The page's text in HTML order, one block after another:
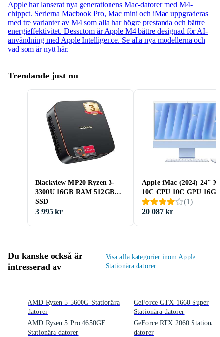
Apple har lanserat nya generationens Mac-datorer med M4-
chippet. Serierna Macbook Pro, Mac mini och iMac uppgraderas
med tre varianter av M4 som alla har högre prestanda och bättre
energieffektivitet. Dessutom är Apple M4 bättre designad för AI-
användning med Apple Intelligence. Se alla nya modellerna och
vad som är nytt här.
Trendande just nu
Blackview MP20 Ryzen 3-
3300U 16GB RAM 512GB
SSD
3 995 kr
Apple iMac (2024) 24"
10C CPU 10C GPU 16GB
256GB SSD
(1)
20 087 kr
Du kanske också är
intresserad av
Visa alla kategorier inom Apple
Stationära datorer
AMD Ryzen 5 5600G Stationära
datorer
AMD Ryzen 5 Pro 4650GE
Stationära datorer
GeForce GTX 1660 Super
Stationära datorer
GeForce RTX 2060 Stationära
datorer